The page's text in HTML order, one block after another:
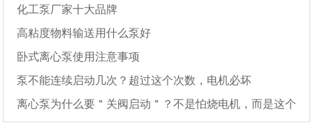
化工泵厂家十大品牌
高粘度物料输送用什么泵好
卧式离心泵使用注意事项
泵不能连续启动几次？超过这个次数，电机必坏
离心泵为什么要＂关阀启动＂？不是怕烧电机，而是这个